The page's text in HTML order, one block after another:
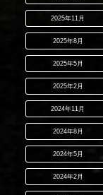
2025年11月
2025年8月
2025年5月
2025年2月
2024年11月
2024年8月
2024年5月
2024年2月